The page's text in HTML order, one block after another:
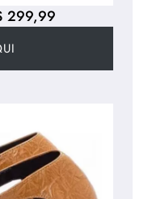
299,99